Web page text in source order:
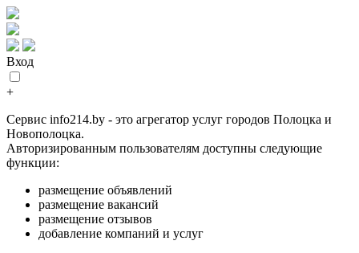
Вход
+
Сервис info214.by - это агрегатор услуг городов Полоцка и
Новополоцка.
Авторизированным пользователям доступны следующие
функции:
размещение объявлений
размещение вакансий
размещение отзывов
добавление компаний и услуг